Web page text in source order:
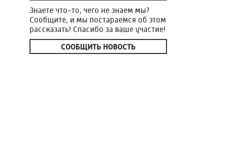
Знаете что-то, чего не знаем мы?
Сообщите, и мы постараемся об этом
рассказать! Спасибо за ваше участие!
СООБЩИТЬ НОВОСТЬ